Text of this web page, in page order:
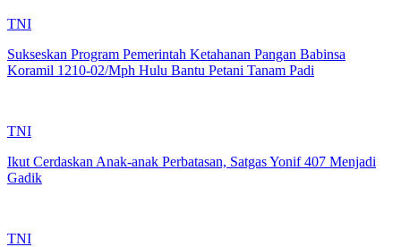
TNI
Sukseskan Program Pemerintah Ketahanan Pangan Babinsa
Koramil 1210-02/Mph Hulu Bantu Petani Tanam Padi
TNI
Ikut Cerdaskan Anak-anak Perbatasan, Satgas Yonif 407 Menjadi
Gadik
TNI